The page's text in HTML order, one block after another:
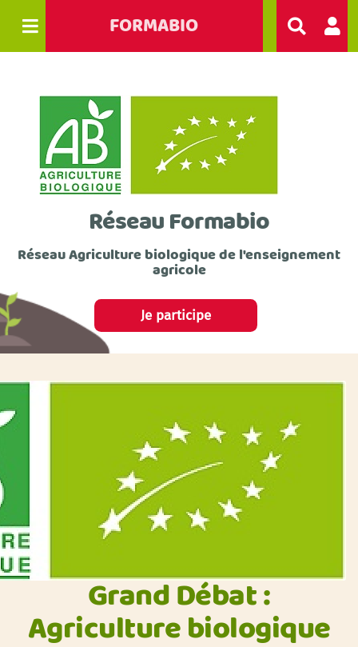
FORMABIO
Réseau Formabio
Réseau Agriculture biologique de l'enseignement
agricole
Je participe
Grand Débat :
Agriculture biologique